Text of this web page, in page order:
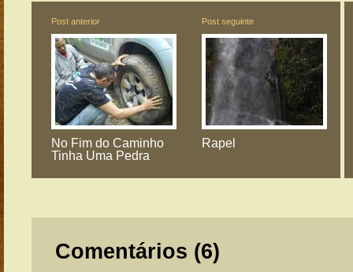
Post anterior
No Fim do Caminho
Tinha Uma Pedra
Post seguinte
Rapel
Comentários (6)